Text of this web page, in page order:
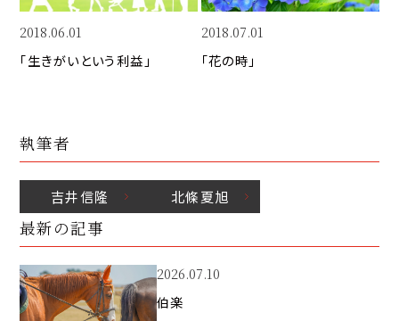
2018.06.01
「生きがいという利益」
2018.07.01
「花の時」
執筆者
吉井信隆 北條夏旭
最新の記事
2026.07.10
伯楽